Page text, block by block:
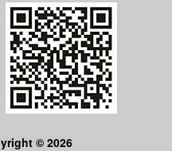
© 2026